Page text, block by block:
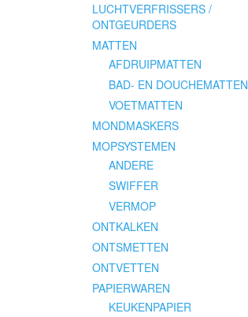
LUCHTVERFRISSERS /
ONTGEURDERS
MATTEN
AFDRUIPMATTEN
BAD- EN DOUCHEMATTEN
VOETMATTEN
MONDMASKERS
MOPSYSTEMEN
ANDERE
SWIFFER
VERMOP
ONTKALKEN
ONTSMETTEN
ONTVETTEN
PAPIERWAREN
KEUKENPAPIER